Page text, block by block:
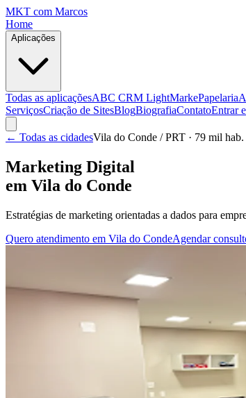
MKT com Marcos
Home
Aplicações
Todas as aplicaçõesABC CRM LightMarkePapelaria
ServiçosCriação de SitesBlogBiografiaContatoEntrar
← Todas as cidadesVila do Conde / PRT · 79 mil hab.
Marketing Digital
em Vila do Conde
Estratégias de marketing orientadas a dados para
Quero atendimento em Vila do CondeAgendar